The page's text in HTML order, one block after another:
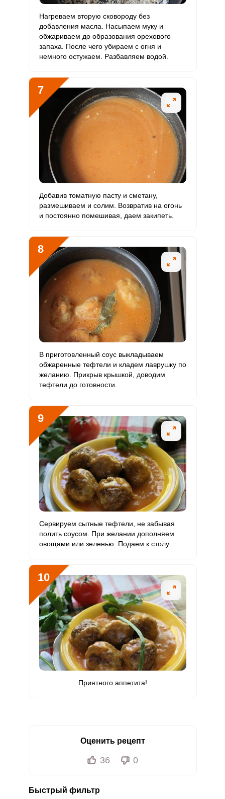
Нагреваем вторую сковороду без
добавления масла. Насыпаем муку и
обжариваем до образования орехового
запаха. После чего убираем с огня и
немного остужаем. Разбавляем водой.
7
Добавив томатную пасту и сметану,
размешиваем и солим. Возвратив на огонь
и постоянно помешивая, даем закипеть.
8
В приготовленный соус выкладываем
обжаренные тефтели и кладем лаврушку по
желанию. Прикрыв крышкой, доводим
тефтели до готовности.
9
Сервируем сытные тефтели, не забывая
полить соусом. При желании дополняем
овощами или зеленью. Подаем к столу.
10
Приятного аппетита!
Оценить рецепт
36 0
Быстрый фильтр